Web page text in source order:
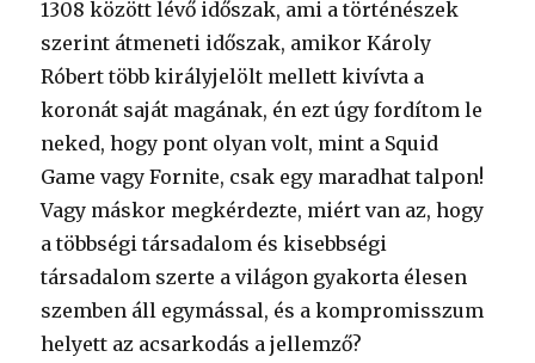
1308 között lévő időszak, ami a történészek
szerint átmeneti időszak, amikor Károly
Róbert több királyjelölt mellett kivívta a
koronát saját magának, én ezt úgy fordítom le
neked, hogy pont olyan volt, mint a Squid
Game vagy Fornite, csak egy maradhat talpon!
Vagy máskor megkérdezte, miért van az, hogy
a többségi társadalom és kisebbségi
társadalom szerte a világon gyakorta élesen
szemben áll egymással, és a kompromisszum
helyett az acsarkodás a jellemző?